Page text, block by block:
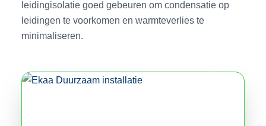
leidingisolatie goed gebeuren om condensatie op
leidingen te voorkomen en warmteverlies te
minimaliseren.